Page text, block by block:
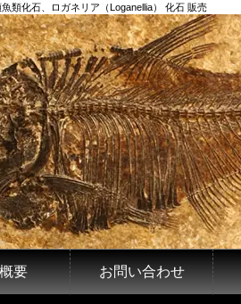
類化石、ロガネリア（Loganellia） 化石 販売
要 お問い合わせ